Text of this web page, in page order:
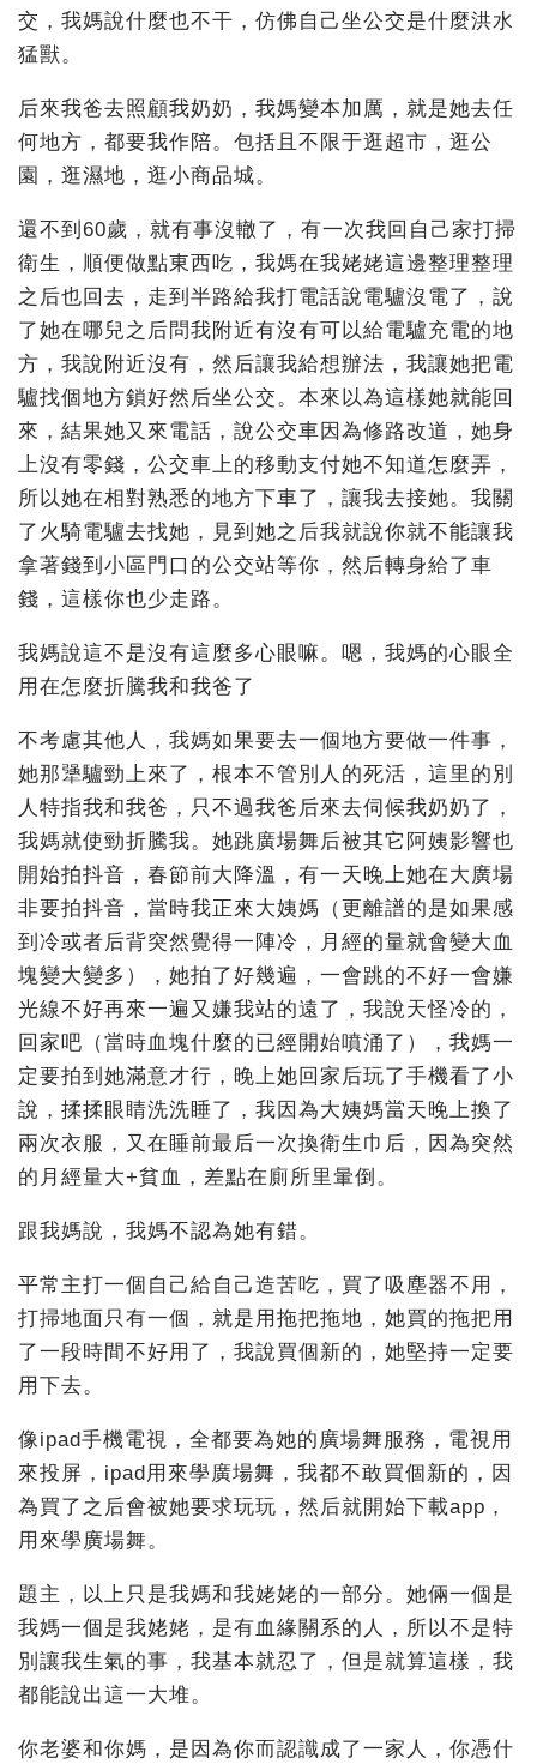
交，我媽說什麼也不干，仿佛自己坐公交是什麼洪水
猛獸。
后來我爸去照顧我奶奶，我媽變本加厲，就是她去任
何地方，都要我作陪。包括且不限于逛超市，逛公
園，逛濕地，逛小商品城。
還不到60歲，就有事沒轍了，有一次我回自己家打掃
衛生，順便做點東西吃，我媽在我姥姥這邊整理整理
之后也回去，走到半路給我打電話說電驢沒電了，說
了她在哪兒之后問我附近有沒有可以給電驢充電的地
方，我說附近沒有，然后讓我給想辦法，我讓她把電
驢找個地方鎖好然后坐公交。本來以為這樣她就能回
來，結果她又來電話，說公交車因為修路改道，她身
上沒有零錢，公交車上的移動支付她不知道怎麼弄，
所以她在相對熟悉的地方下車了，讓我去接她。我關
了火騎電驢去找她，見到她之后我就說你就不能讓我
拿著錢到小區門口的公交站等你，然后轉身給了車
錢，這樣你也少走路。
我媽說這不是沒有這麼多心眼嘛。嗯，我媽的心眼全
用在怎麼折騰我和我爸了
不考慮其他人，我媽如果要去一個地方要做一件事，
她那犟驢勁上來了，根本不管別人的死活，這里的別
人特指我和我爸，只不過我爸后來去伺候我奶奶了，
我媽就使勁折騰我。她跳廣場舞后被其它阿姨影響也
開始拍抖音，春節前大降溫，有一天晚上她在大廣場
非要拍抖音，當時我正來大姨媽（更離譜的是如果感
到冷或者后背突然覺得一陣冷，月經的量就會變大血
塊變大變多），她拍了好幾遍，一會跳的不好一會嫌
光線不好再來一遍又嫌我站的遠了，我說天怪冷的，
回家吧（當時血塊什麼的已經開始噴涌了），我媽一
定要拍到她滿意才行，晚上她回家后玩了手機看了小
說，揉揉眼睛洗洗睡了，我因為大姨媽當天晚上換了
兩次衣服，又在睡前最后一次換衛生巾后，因為突然
的月經量大+貧血，差點在廁所里暈倒。
跟我媽說，我媽不認為她有錯。
平常主打一個自己給自己造苦吃，買了吸塵器不用，
打掃地面只有一個，就是用拖把拖地，她買的拖把用
了一段時間不好用了，我說買個新的，她堅持一定要
用下去。
像ipad手機電視，全都要為她的廣場舞服務，電視用
來投屏，ipad用來學廣場舞，我都不敢買個新的，因
為買了之后會被她要求玩玩，然后就開始下載app，
用來學廣場舞。
題主，以上只是我媽和我姥姥的一部分。她倆一個是
我媽一個是我姥姥，是有血緣關系的人，所以不是特
別讓我生氣的事，我基本就忍了，但是就算這樣，我
都能說出這一大堆。
你老婆和你媽，是因為你而認識成了一家人，你憑什